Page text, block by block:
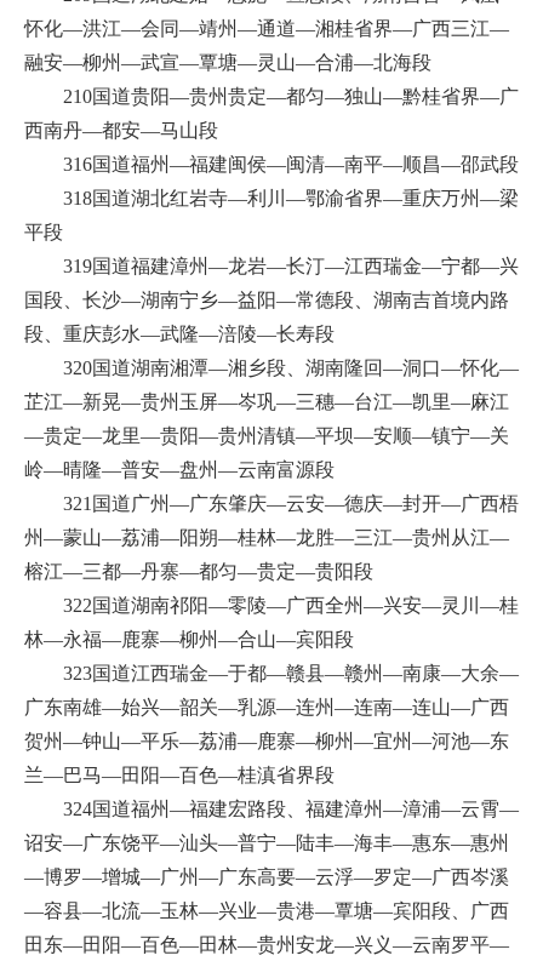
怀化—洪江—会同—靖州—通道—湘桂省界—广西三江—
融安—柳州—武宣—覃塘—灵山—合浦—北海段
210国道贵阳—贵州贵定—都匀—独山—黔桂省界—广
西南丹—都安—马山段
316国道福州—福建闽侯—闽清—南平—顺昌—邵武段
318国道湖北红岩寺—利川—鄂渝省界—重庆万州—梁
平段
319国道福建漳州—龙岩—长汀—江西瑞金—宁都—兴
国段、长沙—湖南宁乡—益阳—常德段、湖南吉首境内路
段、重庆彭水—武隆—涪陵—长寿段
320国道湖南湘潭—湘乡段、湖南隆回—洞口—怀化—
芷江—新晃—贵州玉屏—岑巩—三穗—台江—凯里—麻江
—贵定—龙里—贵阳—贵州清镇—平坝—安顺—镇宁—关
岭—晴隆—普安—盘州—云南富源段
321国道广州—广东肇庆—云安—德庆—封开—广西梧
州—蒙山—荔浦—阳朔—桂林—龙胜—三江—贵州从江—
榕江—三都—丹寨—都匀—贵定—贵阳段
322国道湖南祁阳—零陵—广西全州—兴安—灵川—桂
林—永福—鹿寨—柳州—合山—宾阳段
323国道江西瑞金—于都—赣县—赣州—南康—大余—
广东南雄—始兴—韶关—乳源—连州—连南—连山—广西
贺州—钟山—平乐—荔浦—鹿寨—柳州—宜州—河池—东
兰—巴马—田阳—百色—桂滇省界段
324国道福州—福建宏路段、福建漳州—漳浦—云霄—
诏安—广东饶平—汕头—普宁—陆丰—海丰—惠东—惠州
—博罗—增城—广州—广东高要—云浮—罗定—广西岑溪
—容县—北流—玉林—兴业—贵港—覃塘—宾阳段、广西
田东—田阳—百色—田林—贵州安龙—兴义—云南罗平—